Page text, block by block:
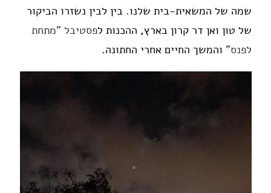
שמה של המשאית-בית שלנו. בין לבין נשזרו הביקור
של טון ואן דר קרון בארץ, ההכנות לפסטיבל "מתחת
לפנס" והמשך החיים אחרי החתונה.